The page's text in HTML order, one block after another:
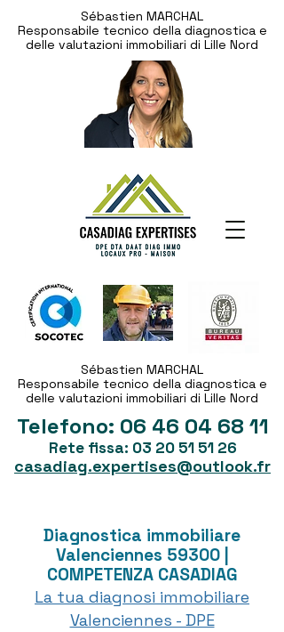
Sébastien MARCHAL
Responsabile tecnico della diagnostica e
delle valutazioni immobiliari di Lille Nord
Telefono: 06 46 04 68 11
Rete fissa: 03 20 51 51 26
casadiag.expertises@outlook.fr
Sébastien MARCHAL
Responsabile tecnico della diagnostica e
delle valutazioni immobiliari di Lille Nord
Diagnostica immobiliare
Valenciennes 59300 |
COMPETENZA CASADIAG
La tua diagnosi immobiliare
Valenciennes - DPE